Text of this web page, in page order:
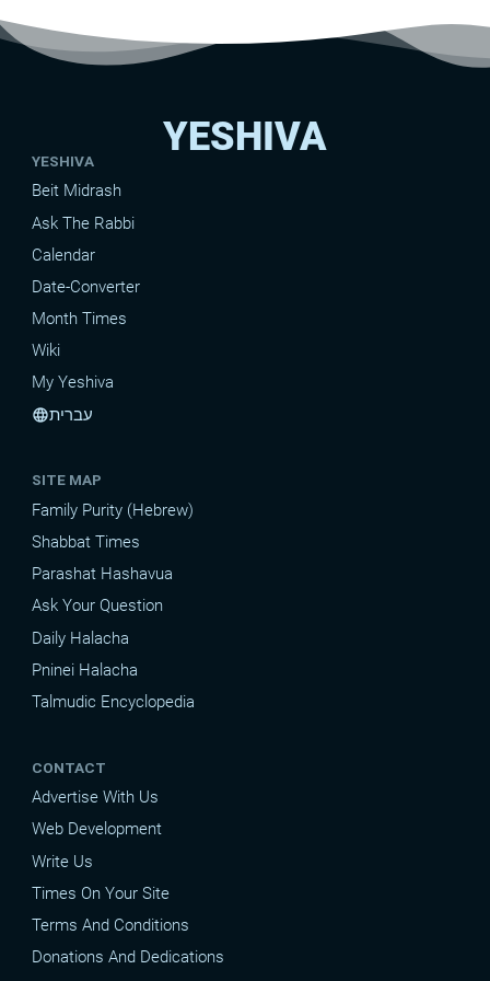
YESHIVA
YESHIVA
Beit Midrash
Ask The Rabbi
Calendar
Date-Converter
Month Times
Wiki
My Yeshiva
languageעברית
SITE MAP
Family Purity (Hebrew)
Shabbat Times
Parashat Hashavua
Ask Your Question
Daily Halacha
Pninei Halacha
Talmudic Encyclopedia
CONTACT
Advertise With Us
Web Development
Write Us
Times On Your Site
Terms And Conditions
Donations And Dedications